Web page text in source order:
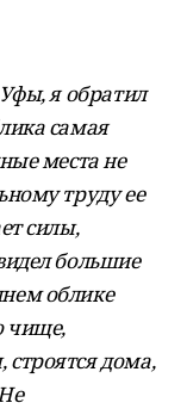
я обратил
самая
места не
труду ее
силы,
большие
облике
чище,
дома,